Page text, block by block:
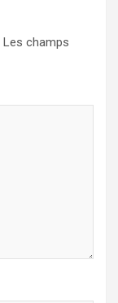
Les champs